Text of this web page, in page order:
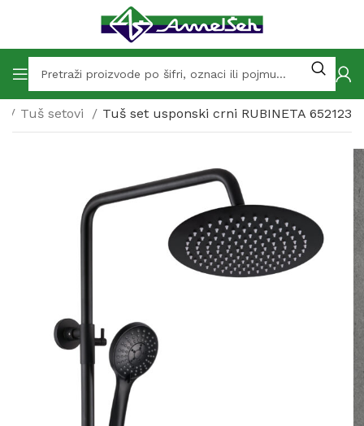
Tuš setovi Tuš set usponski crni RUBINETA 652123